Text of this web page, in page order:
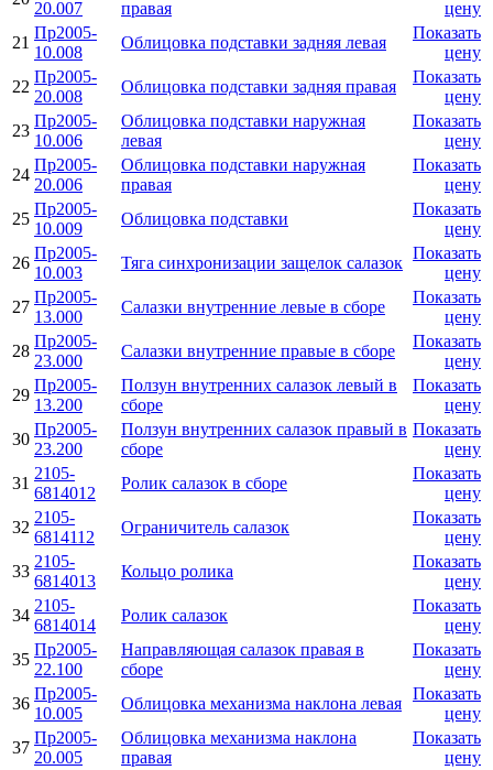
20.007 правая
цену
21
Пр2005-
10.008
Облицовка подставки задняя левая
Показать
цену
22
Пр2005-
20.008
Облицовка подставки задняя правая
Показать
цену
23
Пр2005-
10.006
Облицовка подставки наружная
левая
Показать
цену
24
Пр2005-
20.006
Облицовка подставки наружная
правая
Показать
цену
25
Пр2005-
10.009
Облицовка подставки
Показать
цену
26
Пр2005-
10.003
Тяга синхронизации защелок салазок
Показать
цену
27
Пр2005-
13.000
Салазки внутренние левые в сборе
Показать
цену
28
Пр2005-
23.000
Салазки внутренние правые в сборе
Показать
цену
29
Пр2005-
13.200
Ползун внутренних салазок левый в
сборе
Показать
цену
30
Пр2005-
23.200
Ползун внутренних салазок правый в
сборе
Показать
цену
31
2105-
6814012
Ролик салазок в сборе
Показать
цену
32
2105-
6814112
Ограничитель салазок
Показать
цену
33
2105-
6814013
Кольцо ролика
Показать
цену
34
2105-
6814014
Ролик салазок
Показать
цену
35
Пр2005-
22.100
Направляющая салазок правая в
сборе
Показать
цену
36
Пр2005-
10.005
Облицовка механизма наклона левая
Показать
цену
37
Пр2005-
20.005
Облицовка механизма наклона
правая
Показать
цену